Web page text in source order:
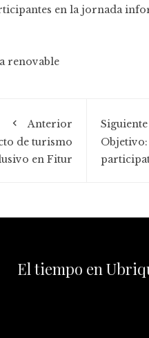
en la jornada
renovable
Anterior
de turismo
en Fitur
Siguiente
El tiempo en